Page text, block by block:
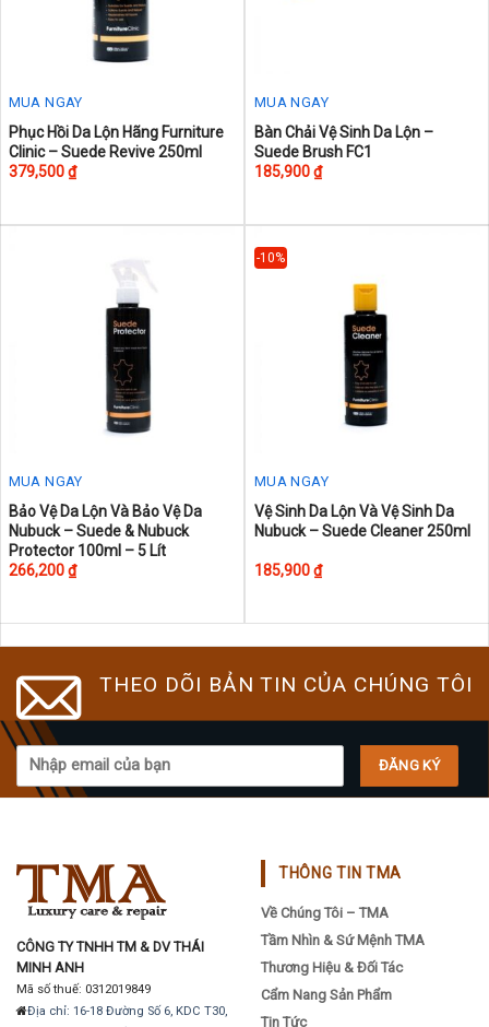
MUA NGAY
Phục Hồi Da Lộn Hãng Furniture
Clinic – Suede Revive 250ml
379,500₫
MUA NGAY
Bàn Chải Vệ Sinh Da Lộn –
Suede Brush FC1
185,900₫
MUA NGAY
This
product
has
may
be
chosen
the
Bảo Vệ Da Lộn Và Bảo Vệ Da
Nubuck – Suede & Nubuck
Protector 100ml – 5 Lít
266,200₫
-10%
MUA NGAY
This
product
has
the
Vệ Sinh Da Lộn Và Vệ Sinh Da
Nubuck – Suede Cleaner 250ml
185,900₫
THEO DÕI BẢN TIN CỦA CHÚNG TÔI
CÔNG TY TNHH TM & DV THÁI
MINH ANH
Mã số thuế: 0312019849
Địa chỉ: 16-18 Đường Số 6, KDC T30,
THÔNG TIN TMA
Về Chúng Tôi – TMA
Tầm Nhìn & Sứ Mệnh TMA
Thương Hiệu & Đối Tác
Cẩm Nang Sản Phẩm
Tin Tức